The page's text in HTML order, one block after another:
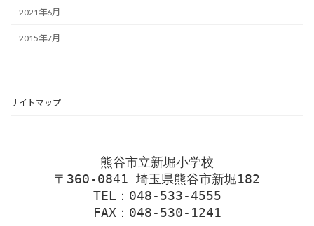
2021年6月
2015年7月
サイトマップ
熊谷市立新堀小学校
〒360-0841 埼玉県熊谷市新堀182
TEL：048-533-4555
FAX：048-530-1241